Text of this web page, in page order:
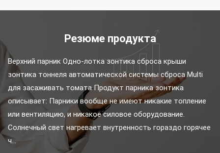
Резюме продукта
Верхний парник Одно-лотка зонтика сброса крыши
зонтика тоннеля автоматической системы сброса Multi
для засаживать томата Продукт парника зонтика
описывает: Парники вообще не имеют никакие топление
или вентиляцию, и никакое силовое оборудование.
Солнечный свет нагревает внутренность гораздо горячее
ч...